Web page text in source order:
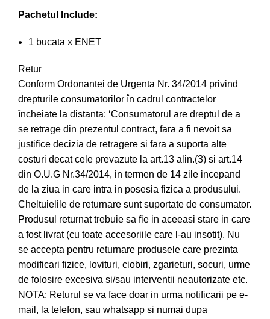
Pachetul Include:
1 bucata x ENET
Retur
Conform Ordonantei de Urgenta Nr. 34/2014 privind
drepturile consumatorilor în cadrul contractelor
încheiate la distanta: ‘Consumatorul are dreptul de a
se retrage din prezentul contract, fara a fi nevoit sa
justifice decizia de retragere si fara a suporta alte
costuri decat cele prevazute la art.13 alin.(3) si art.14
din O.U.G Nr.34/2014, in termen de 14 zile incepand
de la ziua in care intra in posesia fizica a produsului.
Cheltuielile de returnare sunt suportate de consumator.
Produsul returnat trebuie sa fie in aceeasi stare in care
a fost livrat (cu toate accesoriile care l-au insotit). Nu
se accepta pentru returnare produsele care prezinta
modificari fizice, lovituri, ciobiri, zgarieturi, socuri, urme
de folosire excesiva si/sau interventii neautorizate etc.
NOTA: Returul se va face doar in urma notificarii pe e-
mail, la telefon, sau whatsapp si numai dupa